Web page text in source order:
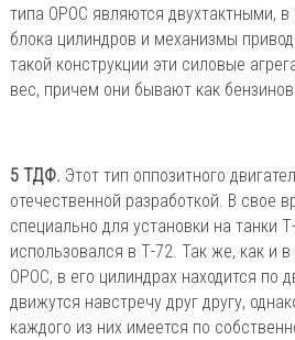
типа OPOC являются двухтактными, в
блока цилиндров и механизмы
такой конструкции эти силовые
вес, причем они бывают как
5 ТДФ. Этот тип оппозитного
отечественной разработкой. В свое
специально для установки на танки
использовался в Т-72. Так же, как и
OPOC, в его цилиндрах находится по
движутся навстречу друг другу,
каждого из них имеется по